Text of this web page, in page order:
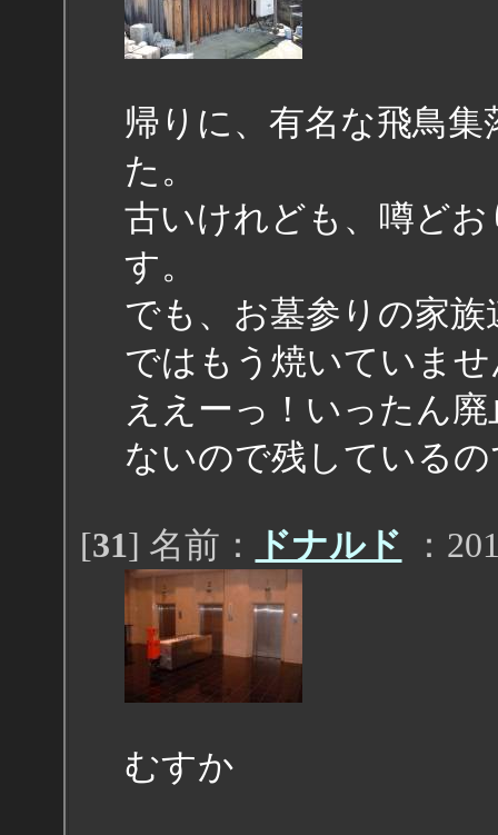
帰りに、有名な飛鳥
た。
古いけれども、噂ど
す。
でも、お墓参りの家
ではもう焼いていま
ええーっ！いったん
ないので残している
[31] 名前： ドナルド ：
むすか